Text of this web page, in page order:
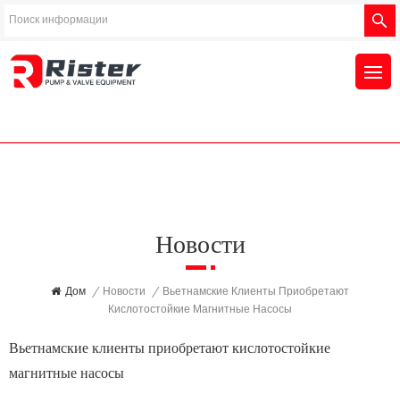
Новости
Дом / Новости / Вьетнамские Клиенты Приобретают
Кислотостойкие Магнитные Насосы
Вьетнамские клиенты приобретают кислотостойкие
магнитные насосы